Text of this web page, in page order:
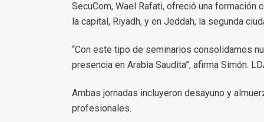
SecuCom, Wael Rafati, ofreció una formación
la capital, Riyadh, y en Jeddah, la segunda
“Con este tipo de seminarios consolidamos
presencia en Arabia Saudita”, afirma Simón.
Ambas jornadas incluyeron desayuno y
profesionales.